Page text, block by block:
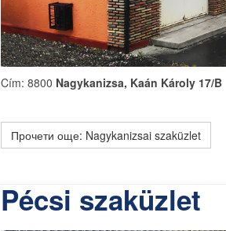
Cím: 8800 Nagykanizsa, Kaán Károly 17/B
Прочети още: Nagykanizsai szaküzlet
Pécsi szaküzlet